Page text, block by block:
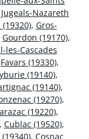
Jugeals-Nazareth
, Gros-
Gourdon (19170),
les-Cascades
Favars (19330),
(19140),
(19140),
(19270),
(19220),
Cublac (19520),
, Cosnac